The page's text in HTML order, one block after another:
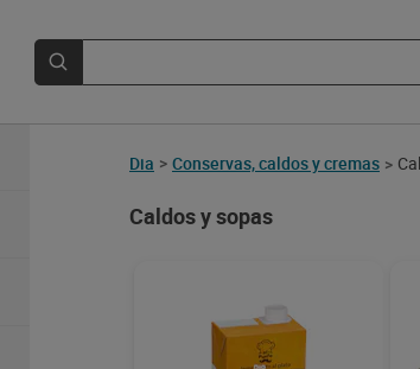
Dia > Conservas, caldos y cremas >
Caldos y sopas